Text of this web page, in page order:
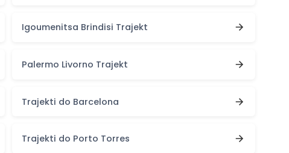
Igoumenitsa Brindisi Trajekt
Palermo Livorno Trajekt
Trajekti do Barcelona
Trajekti do Porto Torres